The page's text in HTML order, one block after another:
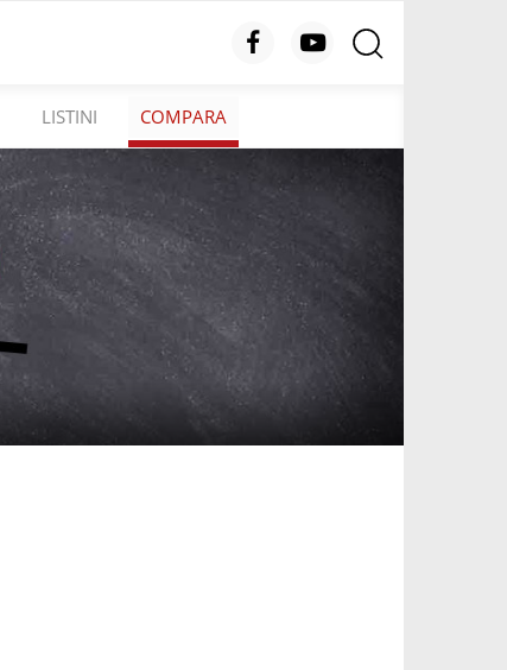
LISTINI COMPARA